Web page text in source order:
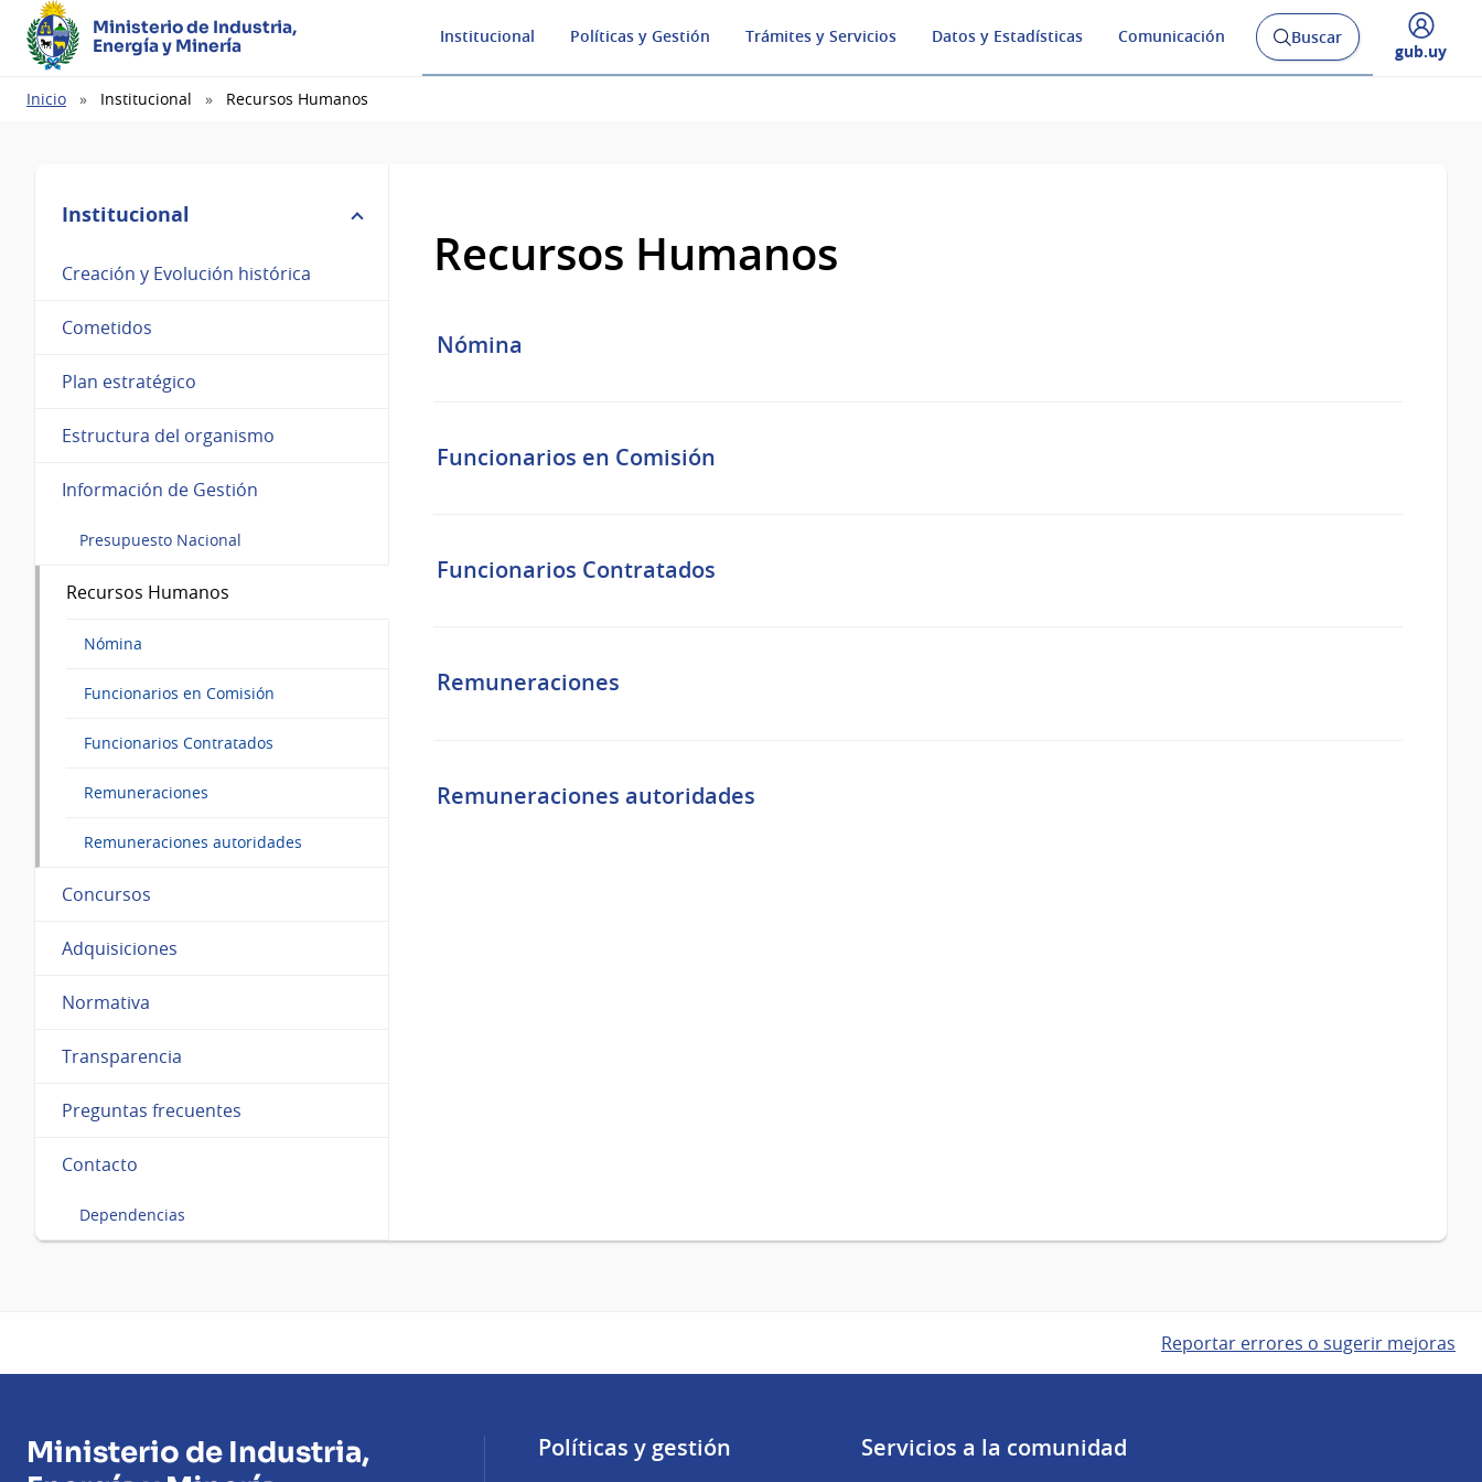
Ministerio de Industria,
Energía y Minería
Institucional Políticas y Gestión Trámites y Servicios Datos y Estadísticas Comunicación
Abrir
buscador
Buscar
Desplegar
gub.uy
Ruta
Inicio Institucional Recursos Humanos
Institucional
Creación y Evolución histórica
Cometidos
Plan estratégico
Estructura del organismo
Información de Gestión
Presupuesto Nacional
Recursos Humanos
Nómina
Funcionarios en Comisión
Funcionarios Contratados
Remuneraciones
Remuneraciones autoridades
Concursos
Adquisiciones
Normativa
Transparencia
Preguntas frecuentes
Contacto
Dependencias
Recursos Humanos
Nómina
Funcionarios en Comisión
Funcionarios Contratados
Remuneraciones
Remuneraciones autoridades
Reportar errores o sugerir mejoras
Ministerio de Industria,
Políticas y gestión Servicios a la comunidad